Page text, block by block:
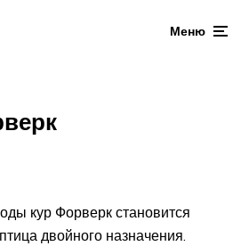
Меню
кур Форверк становится
двойного назначения.